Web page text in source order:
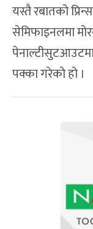
यस्तै रबातको
सेमिफाइनलमा
पक्का गरेको हो ।